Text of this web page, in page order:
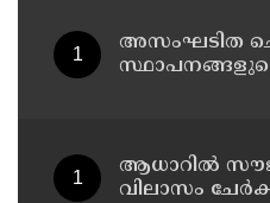
അസംഘടിത
ആധാറിൽ
വിലാസം